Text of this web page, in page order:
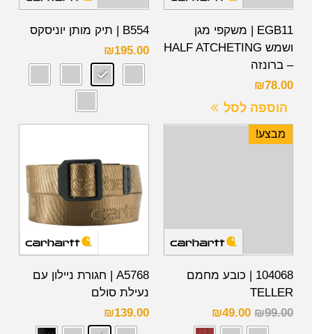
EGB11 | משקפי מגן
ושמש HALF ATCHETING
– ברונזה
₪78.00
הוספה לסל
B554 | תיק מותן יוניסקס
₪195.00
מבצע!
104068 | כובע מחמם
TELLER
₪99.00
₪49.00
A5768 | חגורת ניילון עם
נעילת סולם
₪139.00